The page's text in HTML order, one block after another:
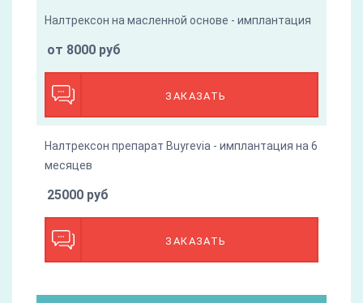
Налтрексон на масленной основе - имплантация
ЗАКАЗАТЬ
от 8000 руб
Налтрексон препарат Buyrevia - имплантация на 6
месяцев
ЗАКАЗАТЬ
25000 руб